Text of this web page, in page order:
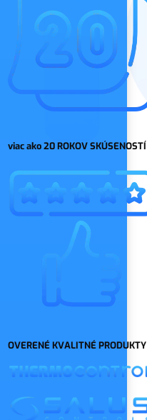
viac ako 20 ROKOV SKÚSENOSTÍ
OVERENÉ KVALITNÉ PRODUKTY